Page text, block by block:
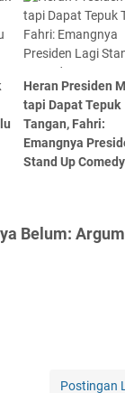
Heran Presiden
tapi Dapat Tepuk
Tangan, Fahri:
Emangnya
Stand Up
Belum:
Postingan